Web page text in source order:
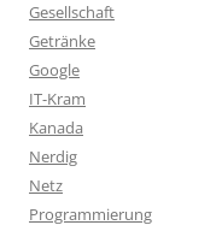
Gesellschaft
Getränke
Google
IT-Kram
Kanada
Nerdig
Netz
Programmierung